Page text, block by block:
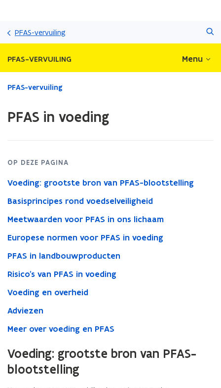
gaan
PFAS-vervuiling
PFAS-VERVUILING Menu
Gedaan
PFAS
voeding
PFAS-vervuiling
PFAS in voeding
OP DEZE PAGINA
Voeding: grootste bron van PFAS-blootstelling
Basisprincipes rond voedselveiligheid
Meetwaarden voor PFAS in ons lichaam
Europese normen voor PFAS in voeding
PFAS in landbouwproducten
Risico’s van PFAS in voeding
Voeding en overheid
Adviezen
Meer over voeding en PFAS
Voeding: grootste bron van PFAS-
blootstelling